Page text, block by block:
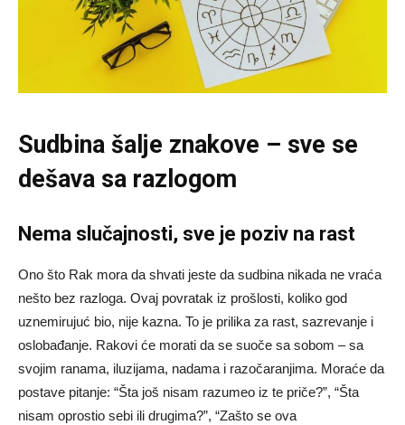
Sudbina šalje znakove – sve se
dešava sa razlogom
Nema slučajnosti, sve je poziv na rast
Ono što Rak mora da shvati jeste da sudbina nikada ne vraća
nešto bez razloga. Ovaj povratak iz prošlosti, koliko god
uznemirujuć bio, nije kazna. To je prilika za rast, sazrevanje i
oslobađanje. Rakovi će morati da se suoče sa sobom – sa
svojim ranama, iluzijama, nadama i razočaranjima. Moraće da
postave pitanje: “Šta još nisam razumeo iz te priče?”, “Šta
nisam oprostio sebi ili drugima?”, “Zašto se ova